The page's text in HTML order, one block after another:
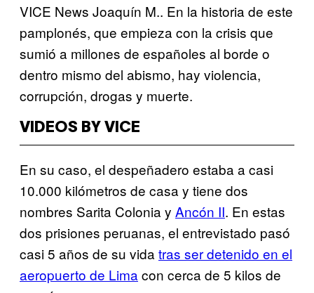
VICE News Joaquín M.. En la historia de este
pamplonés, que empieza con la crisis que
sumió a millones de españoles al borde o
dentro mismo del abismo, hay violencia,
corrupción, drogas y muerte.
VIDEOS BY VICE
En su caso, el despeñadero estaba a casi
10.000 kilómetros de casa y tiene dos
nombres Sarita Colonia y Ancón II. En estas
dos prisiones peruanas, el entrevistado pasó
casi 5 años de su vida tras ser detenido en el
aeropuerto de Lima con cerca de 5 kilos de